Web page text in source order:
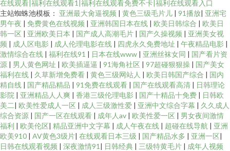
在线观看|福利在线观看1|福利在线观看免费不卡|福利在线观看入口
主站蜘蛛池模板： 亚洲最大肏逼视频 | 黄色三级毛片儿 | 91播放| 亚洲宅
男午夜 | 免费黄色在线视频 | 亚洲韩国日本在线 | 欧美日韩综合 | 欧美日
韩一区 | 亚洲欧美日本 | 国产成人高潮毛片 | 国产久操视频 | 亚洲美女视
频 | 成人区电影 | 成人伦理电影在线 | 四虎永久免费地址 | 午夜精品电影 |
激情综合在线 | 福利在线91 | 日本在线www | 亚洲丝袜女同 | 国产看片资
源 | 男人黄色网址 | 欧美插逼逼 | 91海角社区 | 97超碰狠狠操 | 国产美女
福利在线 | 久草新增免费看 | 黄色三级网站人 | 欧美日韩国产综合 | 国内
精自线 | 国产精品精品 | 91免费在线观看 | 国产在线观看高清 | 日韩理论
影院 | 亚洲精品人人爽 | 香港三级伦理电影 | 国产十精品十免费 | 日韩欧
美二| 欧美性爱成人一区 | 成人三级激性爱 | 亚洲中文综合字幕 | 久久成人
综合资源 | 国产一区在线观看 | 成年人av | 欧美性爱一区 | 男女夜间激情
福利 | 欧美伦区| 精品亚洲中文字幕 | 成人午夜在线 | 超碰在线导航 | 亚洲
欧美910 | AV黄色3级片| 在线观看日本三级 | 国产精品水多 | 亚洲一区|
日韩在线观看视频 | 深夜激情91 | 日韩经典 | 三级特黄毛片 | 成年人视频